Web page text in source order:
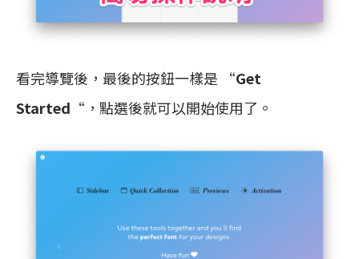
看完導覽後，最後的按鈕一樣是 “Get
Started “，點選後就可以開始使用了。